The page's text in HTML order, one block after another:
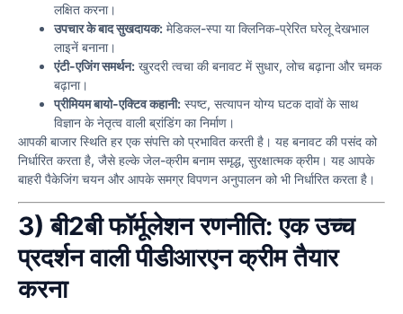
लक्षित करना।
उपचार के बाद सुखदायक: मेडिकल-स्पा या क्लिनिक-प्रेरित घरेलू देखभाल
लाइनें बनाना।
एंटी-एजिंग समर्थन: खुरदरी त्वचा की बनावट में सुधार, लोच बढ़ाना और चमक
बढ़ाना।
प्रीमियम बायो-एक्टिव कहानी: स्पष्ट, सत्यापन योग्य घटक दावों के साथ
विज्ञान के नेतृत्व वाली ब्रांडिंग का निर्माण।
आपकी बाजार स्थिति हर एक संपत्ति को प्रभावित करती है। यह बनावट की पसंद को
निर्धारित करता है, जैसे हल्के जेल-क्रीम बनाम समृद्ध, सुरक्षात्मक क्रीम। यह आपके
बाहरी पैकेजिंग चयन और आपके समग्र विपणन अनुपालन को भी निर्धारित करता है।
3) बी2बी फॉर्मूलेशन रणनीति: एक उच्च
प्रदर्शन वाली पीडीआरएन क्रीम तैयार
करना